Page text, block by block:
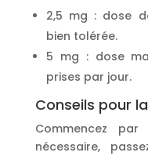
2,5 mg : dose
bien tolérée.
5 mg : dose
prises par jour.
Conseils pour
Commencez
nécessaire,